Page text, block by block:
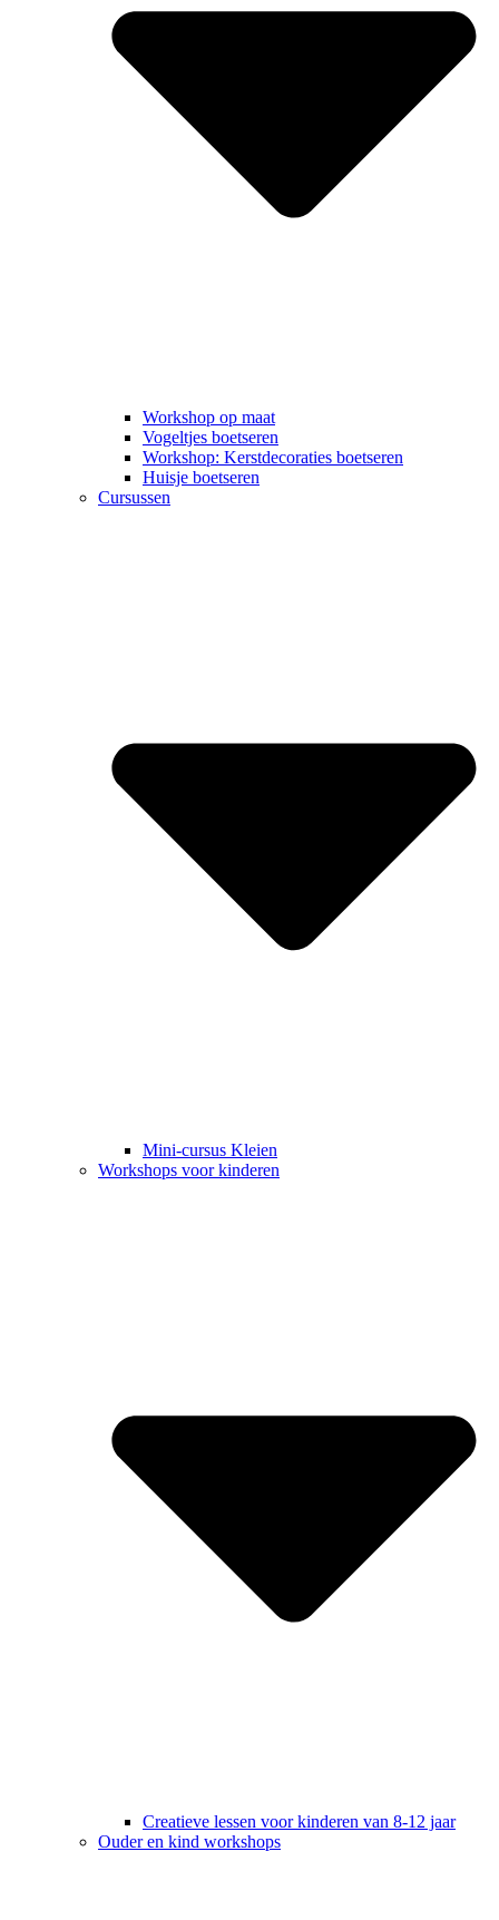
Workshop op maat
Vogeltjes boetseren
Workshop: Kerstdecoraties boetseren
Huisje boetseren
Cursussen
Mini-cursus Kleien
Workshops voor kinderen
Creatieve lessen voor kinderen van 8-12 jaar
Ouder en kind workshops